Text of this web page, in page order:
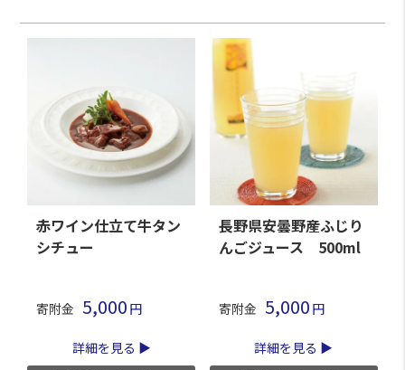
赤ワイン仕立て牛タン
シチュー
寄附金 5,000
詳細を見る
長野県安曇野産ふじり
んごジュース 500ml
寄附金 5,000
詳細を見る